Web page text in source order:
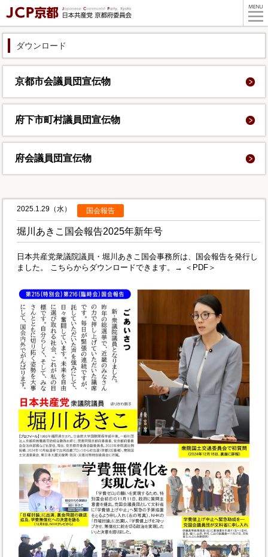
ダウンロード
京都市会議員団宣伝物
府下市町村議員団宣伝物
府会議員団宣伝物
2025.1.29（水） 国会報告
堀川あきこ国会報告2025年新年号
日本共産党衆議院議員・堀川あきこ国会事務所は、国会報告を発行し
ました。 こちらからダウンロードできます。→ ＜PDF＞